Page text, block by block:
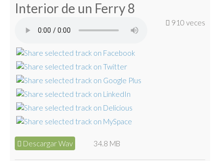
Interior de un Ferry 8
910 veces
Descargar Wav 34.8 MB